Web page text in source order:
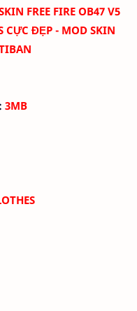
FREE FIRE OB47 V5
CỰC ĐẸP - MOD SKIN
3MB